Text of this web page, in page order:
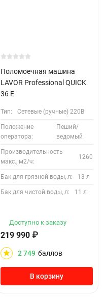
Поломоечная машина
LAVOR Professional QUICK
36 E
Тип: Сетевые (ручные) 220В
Положение
оператора:
Пеший/
ведомый
Производительность
макс., м2/ч:
1260
Бак для грязной воды, л: 13 л
Бак для чистой воды, л: 11 л
Доступно к заказу
219 990 ₽
2 749 баллов
В корзину